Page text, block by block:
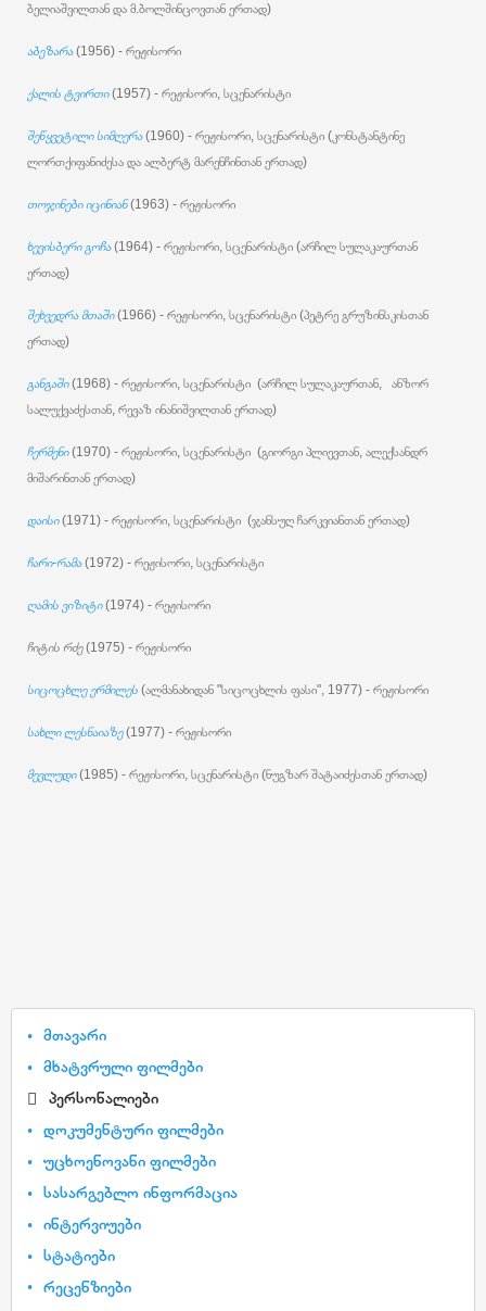
ბელიაშვილთან და მ.ბოლშინცოვთან ერთად)
აბეზარა(1956) - რეჟისორი
ქალის ტვირთი(1957) - რეჟისორი, სცენარისტი
შეწყვეტილი სიმღერა(1960) - რეჟისორი, სცენარისტი (კონსტანტინე
ლორთქიფანიძესა და ალბერტ მარენჩინთან ერთად)
თოჯინები იცინიან(1963) - რეჟისორი
ხევისბერი გოჩა(1964) - რეჟისორი, სცენარისტი (არჩილ სულაკაურთან
ერთად)
შეხვედრა მთაში(1966) - რეჟისორი, სცენარისტი (პეტრე გრუზინსკისთან
ერთად)
განგაში(1968) - რეჟისორი, სცენარისტი (არჩილ სულაკაურთან, ანზორ
სალუქვაძესთან, რევაზ ინანიშვილთან ერთად)
ჩერმენი(1970) - რეჟისორი, სცენარისტი (გიორგი პლიევთან, ალექსანდრ
მიშარინთან ერთად)
დაისი(1971) - რეჟისორი, სცენარისტი (ჯანსუღ ჩარკვიანთან ერთად)
ჩარი-რამა(1972) - რეჟისორი, სცენარისტი
ღამის ვიზიტი(1974) - რეჟისორი
ჩიტის რძე(1975) - რეჟისორი
სიცოცხლე ერმილეს (ალმანახიდან "სიცოცხლის ფასი", 1977) - რეჟისორი
სახლი ლესნაიაზე(1977) - რეჟისორი
მევლუდი(1985) - რეჟისორი, სცენარისტი (ნუგზარ შატაიძესთან ერთად)
მთავარი
მხატვრული ფილმები
პერსონალიები
დოკუმენტური ფილმები
უცხოენოვანი ფილმები
სასარგებლო ინფორმაცია
ინტერვიუები
სტატიები
რეცენზიები